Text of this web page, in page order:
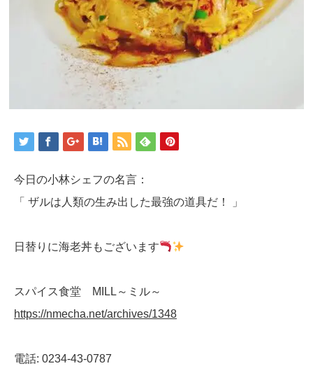
今日の小林シェフの名言：
「 ザルは人類の生み出した最強の道具だ！ 」
日替りに海老丼もございます
スパイス食堂 MILL～ミル～
https://nmecha.net/archives/1348
電話: 0234-43-0787